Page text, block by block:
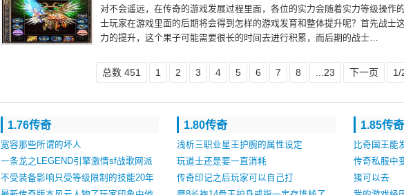
对不会遥远，在传奇的游戏发展过程里面，各位的实力会随着实力等级操作
士玩家在游戏里面的后期将会得到怎样的游戏发育和整体提升呢？首先战士
力的提升，这个果子可能需要很长的时间去进行积累，而后期的战士…
总数 451 1 2 3 4 5 6 7 8 ...23 下一页 1/
1.76传奇
宽容那些所谓的坏人
一条龙之LEGEND引擎激情sf战歌网派
对脚本
不受装备影响只受等级限制的技能20年
1.80传奇
浅析三职业星王护腕的属性设定
玩道士还是要一直消耗
传奇印记之后玩家可以自己打
1.85传奇
比奇国王能
传奇私服中
猪可以去